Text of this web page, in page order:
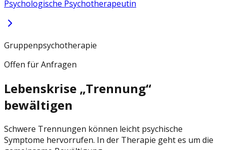
Psychologische Psychotherapeutin
Gruppenpsychotherapie
Offen für Anfragen
Lebenskrise „Trennung“
bewältigen
Schwere Trennungen können leicht psychische
Symptome hervorrufen. In der Therapie geht es um die